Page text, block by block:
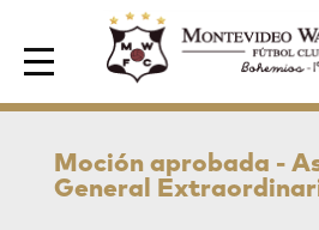
Area de Socios
Moción aprobada -
General